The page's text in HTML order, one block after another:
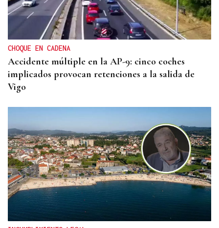
CHOQUE EN CADENA
Accidente múltiple en la AP-9: cinco coches
implicados provocan retenciones a la salida de
Vigo